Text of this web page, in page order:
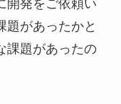
開発をご依頼い
題があったかと
課題があったの